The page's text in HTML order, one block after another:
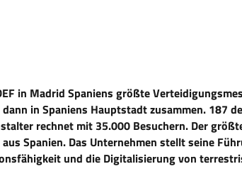
in Madrid Spaniens größte
in Spaniens Hauptstadt zusammen. 187
rechnet mit 35.000 Besuchern. Der
Spanien. Das Unternehmen stellt seine
und die Digitalisierung von